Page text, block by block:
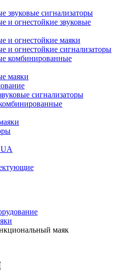
звуковые сигнализаторы
и огнестойкие звуковые
и огнестойкие маяки
и огнестойкие сигнализаторы
комбинированные
маяки
сигнализаторы
маяк